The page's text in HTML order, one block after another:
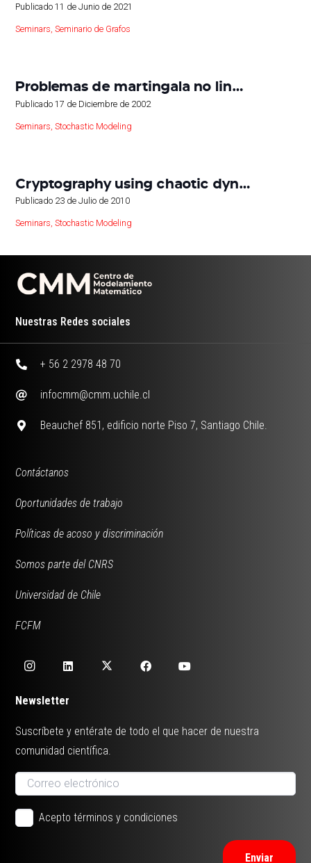
Publicado11 de Junio de 2021
Seminars ,Seminario de Grafos
Problemas de martingala no lin…
Publicado17 de Diciembre de 2002
Seminars ,Stochastic Modeling
Cryptography using chaotic dyn…
Publicado 23 de Julio de 2010
Seminars,Stochastic Modeling
Nuestras Redes sociales
+ 56 2 2978 48 70
infocmm@cmm.uchile.cl
Beauchef 851, edificio norte Piso 7, Santiago Chile.
Contáctanos
Oportunidades de trabajo
Políticas de acoso y discriminación
Somos parte del CNRS
Universidad de Chile
FCFM
Newsletter
Suscríbete y entérate de todo el que hacer de nuestra
comunidad científica.
Acepto términos y condiciones
Enviar